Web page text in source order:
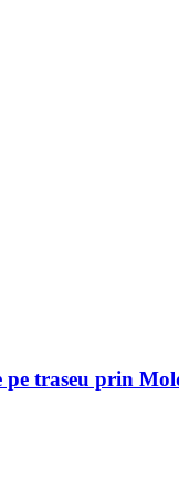
pe traseu prin